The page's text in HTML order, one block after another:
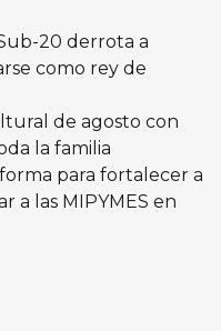
20 derrota a
como rey de
de agosto con
la familia
para fortalecer a
a las MIPYMES en